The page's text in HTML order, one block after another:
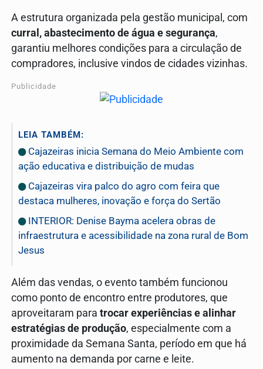
A estrutura organizada pela gestão municipal, com
curral, abastecimento de água e segurança,
garantiu melhores condições para a circulação de
compradores, inclusive vindos de cidades vizinhas.
Publicidade
LEIA TAMBÉM:
Cajazeiras inicia Semana do Meio Ambiente com
ação educativa e distribuição de mudas
Cajazeiras vira palco do agro com feira que
destaca mulheres, inovação e força do Sertão
INTERIOR: Denise Bayma acelera obras de
infraestrutura e acessibilidade na zona rural de Bom
Jesus
Além das vendas, o evento também funcionou
como ponto de encontro entre produtores, que
aproveitaram para trocar experiências e alinhar
estratégias de produção, especialmente com a
proximidade da Semana Santa, período em que há
aumento na demanda por carne e leite.